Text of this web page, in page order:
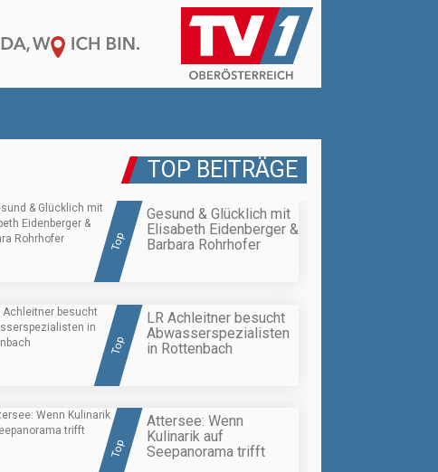
TOP BEITRÄGE
Top
Gesund & Glücklich mit
Elisabeth Eidenberger &
Barbara Rohrhofer
Top
LR Achleitner besucht
Abwasserspezialisten
in Rottenbach
Top
Attersee: Wenn
Kulinarik auf
Seepanorama trifft